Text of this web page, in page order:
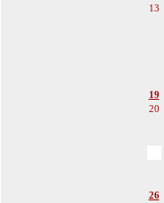
13
19
20
26